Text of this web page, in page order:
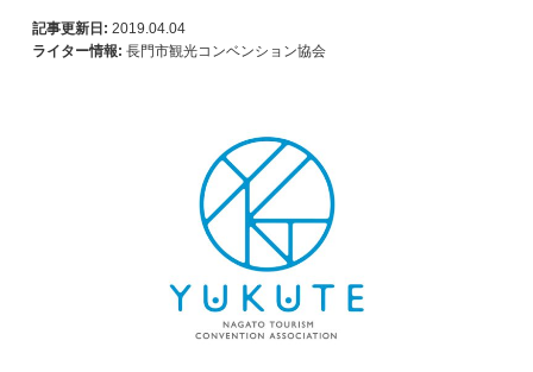
記事更新日: 2019.04.04
ライター情報: 長門市観光コンベンション協会